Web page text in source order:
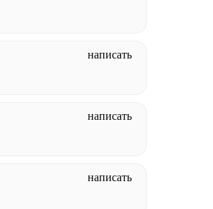
написать
написать
написать